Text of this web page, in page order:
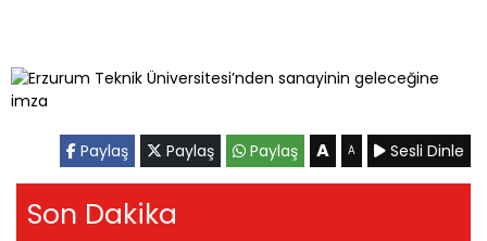
Paylaş Paylaş Paylaş A A Sesli Dinle
Son Dakika